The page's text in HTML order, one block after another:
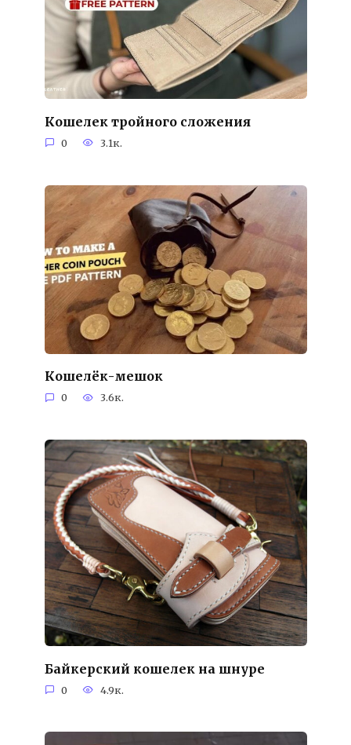
Кошелек тройного сложения
0 3.1к.
Кошелёк-мешок
0 3.6к.
Байкерский кошелек на шнуре
0 4.9к.